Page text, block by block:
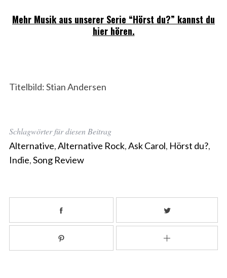
Mehr Musik aus unserer Serie “Hörst du?” kannst du
hier hören.
Titelbild: Stian Andersen
Schlagwörter für diesen Beitrag
Alternative,Alternative Rock,Ask Carol, Hörst du?,
Indie,Song Review